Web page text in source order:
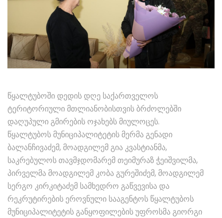
წყალტუბოში დედის დღე საქართველოს
ტერიტორიული მთლიანობისთვის ბრძოლებში
დაღუპული გმირების ოჯახებს მიულოცეს.
წყალტუბოს მუნიციპალიტეტის მერმა გენადი
ბალანჩივაძემ, მოადგილემ გია კვასტიანმა,
საკრებულოს თავმჯდომარემ თეიმურაზ ჭეიშვილმა,
პირველმა მოადგილემ კობა გურეშიძემ, მოადგილემ
სერგო კირკიტაძემ სამხედრო გაწვევისა და
რეკრუტირების ეროვნული სააგენტოს წყალტუბოს
მუნიციპალიტეტის განყოფილების უფროსმა გიორგი